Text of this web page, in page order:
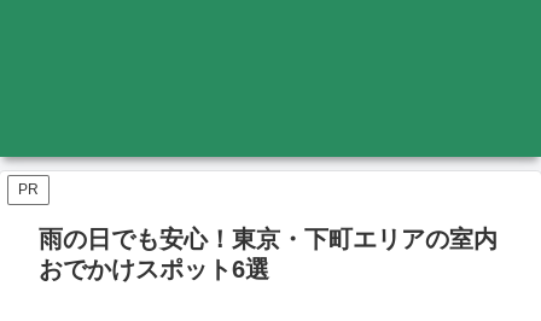
PR
雨の日でも安心！東京・下町エリアの室内
おでかけスポット6選